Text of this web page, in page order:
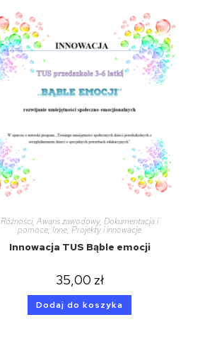
Różności,Awans zawodowy,Dokumentacja i
pomoce,Inne,Projekty i innowacje
Innowacja TUS Bąble emocji
35,00 zł
Dodaj do koszyka